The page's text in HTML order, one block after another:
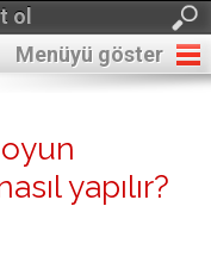
ol
Menüyü göster
yapılır?